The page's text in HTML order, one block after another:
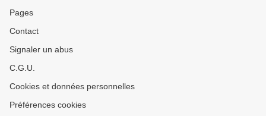
Pages
Contact
Signaler un abus
C.G.U.
Cookies et données personnelles
Préférences cookies